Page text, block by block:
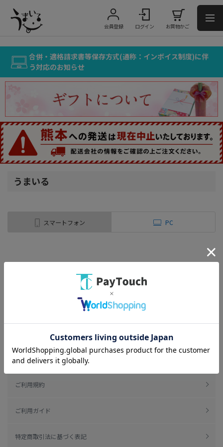
会員登録 ログイン お買物かご
合併・適格請求書等保存方式(通称：インボイス制度)に伴
う対応のお知らせ
うまいる
スマートフォン PC
ご利用規約
ご利用ガイド
特定商取引法に基づく表記